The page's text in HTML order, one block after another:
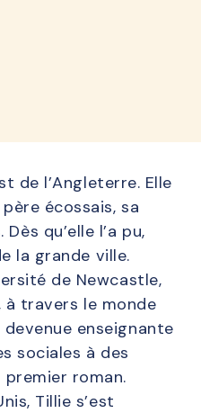
de l’Angleterre. Elle
écossais, sa
qu’elle l’a pu,
la grande ville.
de Newcastle,
à travers le monde
enseignante
sociales à des
roman.
Tillie s’est